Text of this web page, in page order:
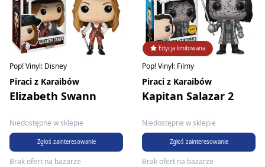
Pop! Vinyl: Disney
Piraci z Karaibów
Elizabeth Swann
Niedostępne w sklepie
Zgłoś zainteresowanie
Brak ofert na bazarze
Edycja limitowana
Pop! Vinyl: Filmy
Piraci z Karaibów
Kapitan Salazar 2
Niedostępne w sklepie
Zgłoś zainteresowanie
Brak ofert na bazarze